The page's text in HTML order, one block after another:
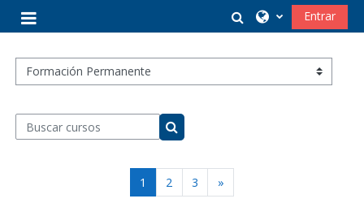
Panel lateral
Selector de
Entrar
Categorías
Buscar cursos
Buscar cursos
1 Página 1
2 Página 2
3Página 3
»Siguiente página